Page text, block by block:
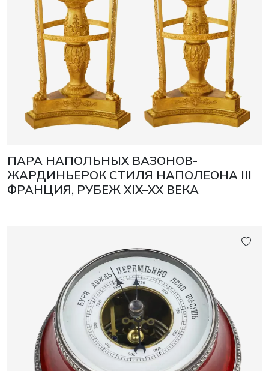
ПАРА НАПОЛЬНЫХ ВАЗОНОВ-
ЖАРДИНЬЕРОК СТИЛЯ НАПОЛЕОНА III
ФРАНЦИЯ, РУБЕЖ XIX–XX ВЕКА